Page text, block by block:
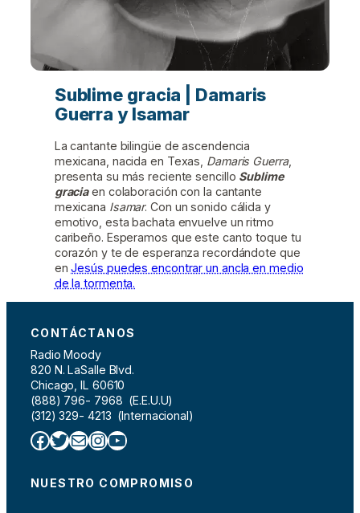
Sublime gracia | Damaris
Guerra y Isamar
La cantante bilingüe de ascendencia
mexicana, nacida en Texas, Damaris Guerra,
presenta su más reciente sencillo Sublime
graciaen colaboración con la cantante
mexicana Isamar. Con un sonido cálida y
emotivo, esta bachata envuelve un ritmo
caribeño. Esperamos que este canto toque tu
corazón y te de esperanza recordándote que
enJesús puedes encontrar un ancla en medio
de la tormenta.
CONTÁCTANOS
Radio Moody
820 N. LaSalle Blvd.
Chicago, IL 60610
(888) 796- 7968 (E.E.U.U)
(312) 329- 4213 (Internacional)
Facebook Twitter Correo electrónico InstagramYouTube
NUESTRO COMPROMISO